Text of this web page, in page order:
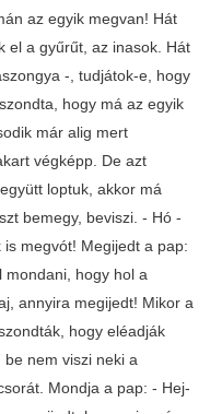
az egyik megvan! Hát
el a gyűrűt, az inasok. Hát
-, tudjátok-e, hogy
hogy má az egyik
már alig mert
végképp. De azt
loptuk, akkor má
bemegy, beviszi. - Hó -
megvót! Megijedt a pap:
mondani, hogy hol a
annyira megijedt! Mikor a
hogy eléadják
nem viszi neki a
Mondja a pap: - Hej-